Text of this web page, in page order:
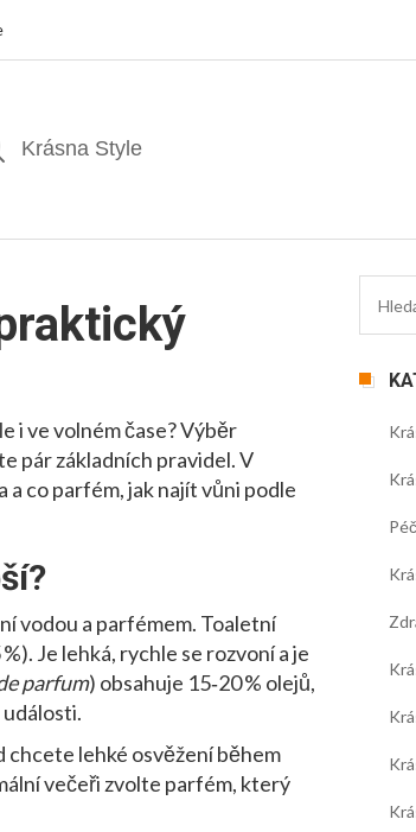
i ve volném čase? Výběr
pár základních pravidel. V
co parfém, jak najít vůni podle
vodou a parfémem. Toaletní
Je lehká, rychle se rozvoní a je
parfum) obsahuje 15‑20 % olejů,
chcete lehké osvěžení během
večeři zvolte parfém, který